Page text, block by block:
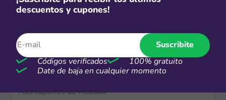
Más cupones de Samsung
Ofertas Alibaba de hasta 30% OFF
Más cupones de Alibaba
descuentos y cupones!
Suscribite
Códigos verificados
100% gratuito
Date de baja en cualquier momento